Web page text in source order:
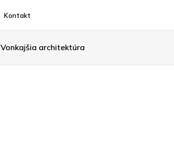
Kontakt
Vonkajšia architektúra